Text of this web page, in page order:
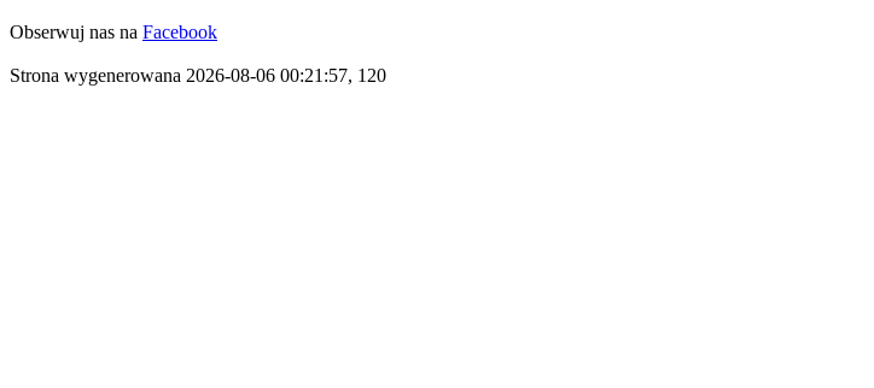
Obserwuj nas na Facebook
Strona wygenerowana 2026-08-06 00:21:57, 120